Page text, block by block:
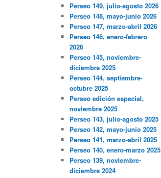
Perseo 149, julio-agosto 2026
Perseo 148, mayo-junio 2026
Perseo 147, marzo-abril 2026
Perseo 146, enero-febrero
2026
Perseo 145, noviembre-
diciembre 2025
Perseo 144, septiembre-
octubre 2025
Perseo edición especial,
noviembre 2025
Perseo 143, julio-agosto 2025
Perseo 142, mayo-junio 2025
Perseo 141, marzo-abril 2025
Perseo 140, enero-marzo 2025
Perseo 139, noviembre-
diciembre 2024